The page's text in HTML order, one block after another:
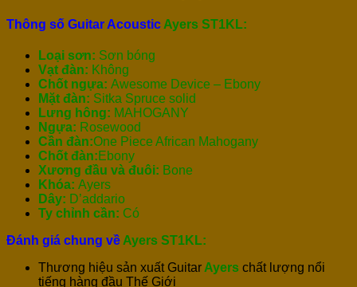
Thông số Guitar Acoustic Ayers ST1KL:
Loại sơn: Sơn bóng
Vạt đàn: Không
Chốt ngựa: Awesome Device – Ebony
Mặt đàn: Sitka Spruce solid
Lưng hông: MAHOGANY
Ngựa: Rosewood
Cần đàn:One Piece African Mahogany
Chốt đàn:Ebony
Xương đầu và đuôi: Bone
Khóa: Ayers
Dây: D’addario
Ty chỉnh cần: Có
Đánh giá chung về Ayers ST1KL:
Thương hiệu sản xuất Guitar Ayers chất lượng nổi
tiếng hàng đầu Thế Giới